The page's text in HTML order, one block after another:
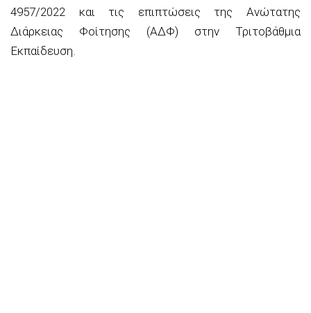
4957/2022 και τις επιπτώσεις της Ανώτατης
Διάρκειας Φοίτησης (ΑΔΦ) στην Τριτοβάθμια
Εκπαίδευση.